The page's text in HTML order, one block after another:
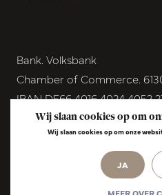
Bank. Volksbank
Chamber of Commerce.
IBAN DE66 4016 4024 4052
BIC GENODEM1GRN
VAT NL854291040B01
© Copyright 2026 - Umo Art
Wij slaan cookies op om
Wij slaan cookies op om onze
JA